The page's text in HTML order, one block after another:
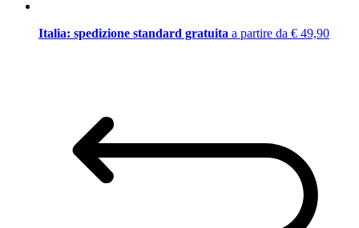
Italia: spedizione standard gratuita a partire da € 49,90